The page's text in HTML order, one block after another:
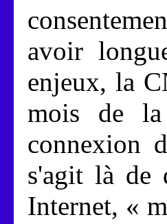
avoir
enjeux, la
mois de la
connexion
s'agit là de
Internet, «